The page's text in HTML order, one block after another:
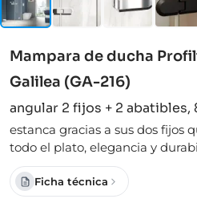
Mampara de ducha
Galilea (GA-216)
angular 2 fijos + 2 abatibles,
estanca gracias a sus dos fijos
todo el plato, elegancia y
Ficha técnica